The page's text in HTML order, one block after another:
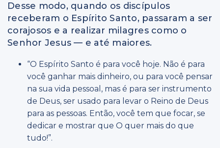
Desse modo, quando os discípulos
receberam o Espírito Santo, passaram a ser
corajosos e a realizar milagres como o
Senhor Jesus — e até maiores.
“O Espírito Santo é para você hoje. Não é para
você ganhar mais dinheiro, ou para você pensar
na sua vida pessoal, mas é para ser instrumento
de Deus, ser usado para levar o Reino de Deus
para as pessoas. Então, você tem que focar, se
dedicar e mostrar que O quer mais do que
tudo!”.